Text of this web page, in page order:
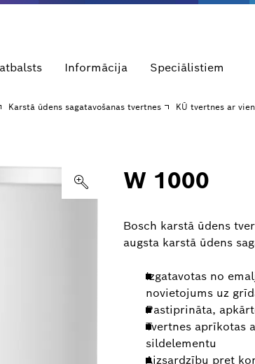
Informācija Speciālistiem
Karstā ūdens sagatavošanas tvertnes KŪ tvertnes ar
W 1000
Bosch karstā ūdens
augsta karstā ūdens
Izgatavotas no
novietojums uz
Pastiprināta,
Tvertnes aprīkotas
sildelementu
Aizsardzību pret